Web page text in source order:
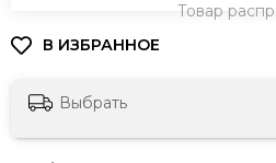
Товар
Выбрать